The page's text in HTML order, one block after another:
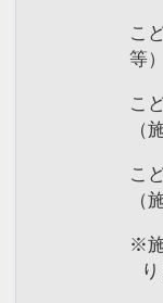
インター
17480701
こ
等
こ
（
こ
（
※